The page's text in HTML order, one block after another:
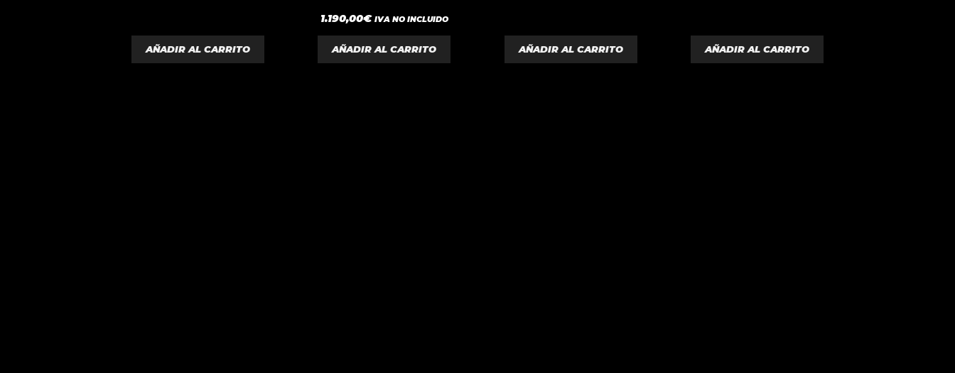
AÑADIR AL CARRITO
0
d
e
5
1.190,00€ IVA NO INCLUIDO
AÑADIR AL CARRITO AÑADIR AL CARRITO AÑADIR AL CARRITO